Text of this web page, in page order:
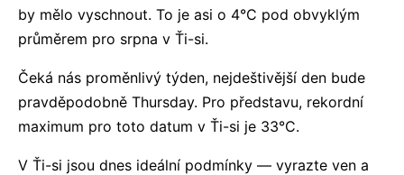
by mělo vyschnout. To je asi o 4°C pod obvyklým
průměrem pro srpna v Ťi-si.
Čeká nás proměnlivý týden, nejdeštivější den bude
pravděpodobně Thursday. Pro představu, rekordní
maximum pro toto datum v Ťi-si je 33°C.
V Ťi-si jsou dnes ideální podmínky — vyrazte ven a